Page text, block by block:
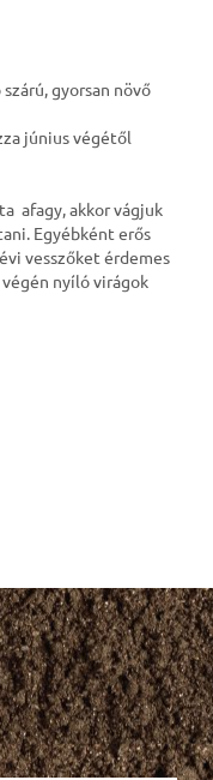
gyorsan növő
június végétől
afagy, akkor vágjuk
Egyébként erős
vesszőket érdemes
végén nyíló virágok